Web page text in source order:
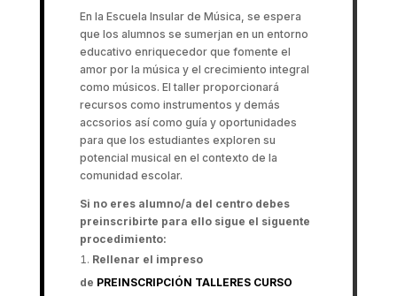
En la Escuela Insular de Música, se espera
que los alumnos se sumerjan en un entorno
educativo enriquecedor que fomente el
amor por la música y el crecimiento integral
como músicos. El taller proporcionará
recursos como instrumentos y demás
accsorios así como guía y oportunidades
para que los estudiantes exploren su
potencial musical en el contexto de la
comunidad escolar.
Si no eres alumno/a del centro debes
preinscribirte para ello sigue el siguente
procedimiento:
Rellenar el impreso
de PREINSCRIPCIÓN TALLERES CURSO